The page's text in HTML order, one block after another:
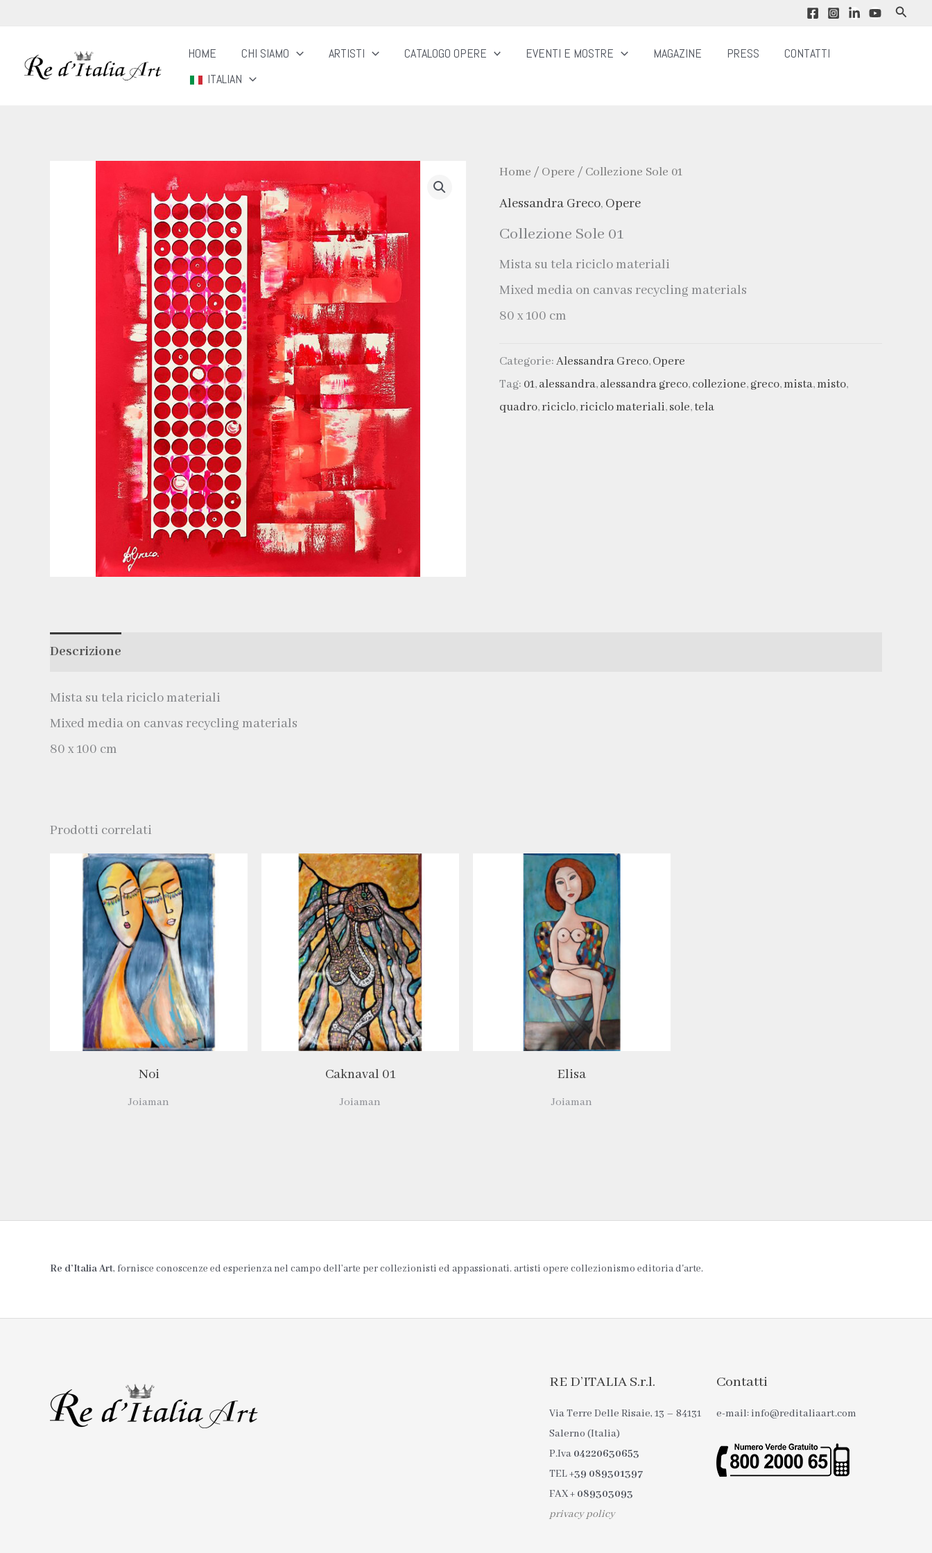
contenuto
Cerca
HOME CHI SIAMO ARTISTI CATALOGO OPERE EVENTI E MOSTRE MAGAZINE PRESS
CONTATTI
ITALIAN
Home / Opere / Collezione Sole 01
Alessandra Greco, Opere
Collezione Sole 01
Mista su tela riciclo materiali
Mixed media on canvas recycling materials
80 x 100 cm
Categorie:Alessandra Greco,Opere
Tag: 01,alessandra,alessandra greco,collezione,greco,mista,misto,
quadro,riciclo,riciclo materiali,sole,tela
Descrizione
Mista su tela riciclo materiali
Mixed media on canvas recycling materials
80 x 100 cm
Prodotti correlati
Noi
Joiaman
Caknaval 01
Joiaman
Elisa
Joiaman
Re d’Italia Art, fornisce conoscenze ed esperienza nel campo dell’arte per collezionisti ed appassionati. artisti opere collezionismo editoria d'arte.
RE D’ITALIA S.r.l.
Via Terre Delle Risaie, 13 – 84131
Salerno (Italia)
P.Iva 04220630653
TEL+39 089301397
FAX+ 089303093
privacy policy
Contatti
e-mail: info@reditaliaart.com